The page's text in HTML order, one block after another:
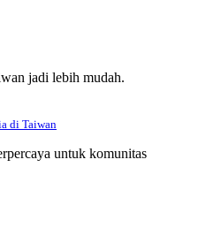
jadi lebih mudah.
di Taiwan
untuk komunitas